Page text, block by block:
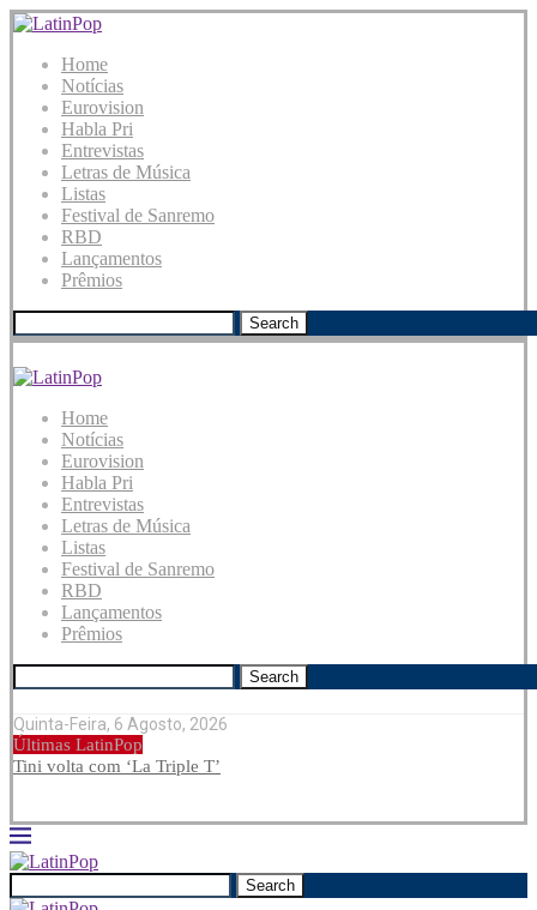
Home
Notícias
Eurovision
Habla Pri
Entrevistas
Letras de Música
Listas
Festival de Sanremo
RBD
Lançamentos
Prêmios
Search
Home
Notícias
Eurovision
Habla Pri
Entrevistas
Letras de Música
Listas
Festival de Sanremo
RBD
Lançamentos
Prêmios
Search
Quinta-Feira, 6 Agosto, 2026
Últimas LatinPop
Tini volta com ‘La Triple T’
Search